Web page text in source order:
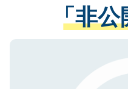
管理基準を満た
る、プライバシ
で、機密保持に
させていただき
ない方には、長
ので、まずはご
「非